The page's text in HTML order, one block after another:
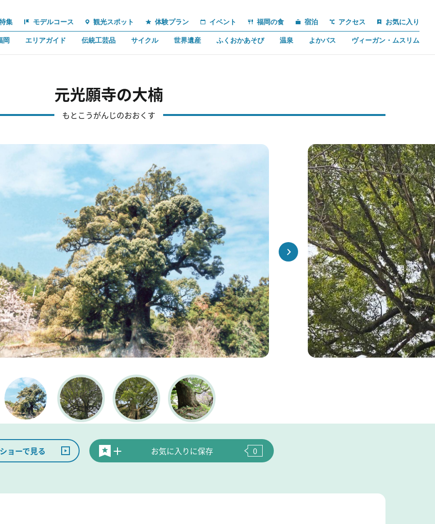
集 モデルコース 観光スポット 体験プラン イベント 福岡の食 宿泊 アクセス お気に入り
岡 エリアガイド 伝統工芸品 サイクル 世界遺産 ふくおかあそび 温泉 よかバス ヴィーガン・ムスリム
元光願寺の大楠
もとこうがんじのおおくす
ョーで見る お気に入りに保存 0